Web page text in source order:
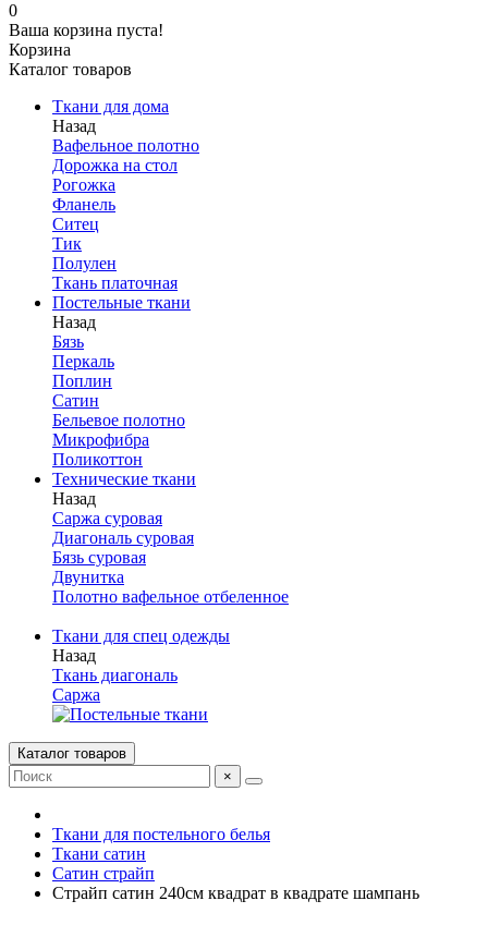
0
Ваша корзина пуста!
Корзина
Каталог товаров
Ткани для дома
Назад
Вафельное полотно
Дорожка на стол
Рогожка
Фланель
Ситец
Тик
Полулен
Ткань платочная
Постельные ткани
Назад
Бязь
Перкаль
Поплин
Сатин
Бельевое полотно
Микрофибра
Поликоттон
Технические ткани
Назад
Саржа суровая
Диагональ суровая
Бязь суровая
Двунитка
Полотно вафельное отбеленное
Ткани для спец одежды
Назад
Ткань диагональ
Саржа
Каталог товаров
×
Ткани для постельного белья
Ткани сатин
Сатин страйп
Страйп сатин 240см квадрат в квадрате шампань